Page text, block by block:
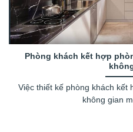
Phòng khách kết hợp
Việc thiết kế phòng khách kết
không gian